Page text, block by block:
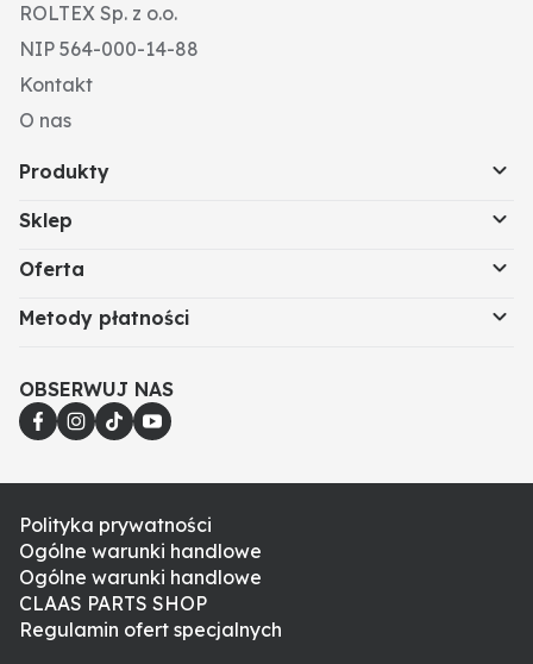
ROLTEX Sp. z o.o.
NIP 564-000-14-88
Kontakt
O nas
Produkty
Sklep
Oferta
Metody płatności
OBSERWUJ NAS
Polityka prywatności
Ogólne warunki handlowe
Ogólne warunki handlowe
CLAAS PARTS SHOP
Regulamin ofert specjalnych